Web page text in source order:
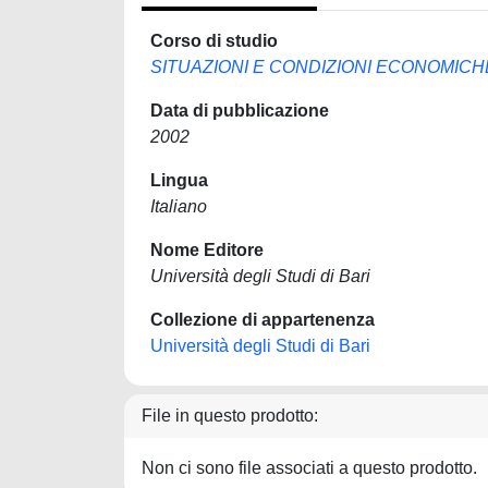
Corso di studio
SITUAZIONI E CONDIZIONI
Data di pubblicazione
2002
Lingua
Italiano
Nome Editore
Università degli Studi di Bari
Collezione di appartenenza
Università degli Studi di Bari
File in questo prodotto:
Non ci sono file associati a questo prodotto.